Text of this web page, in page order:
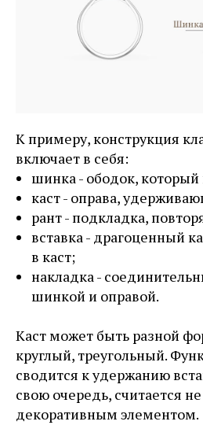
К примеру, конструкция
включает в себя:
шинка - ободок,
каст - оправа,
рант - подкладка,
вставка - драгоценный
в каст;
накладка -
шинкой и оправой.
Каст может быть разной
круглый, треугольный.
сводится к удержанию
свою очередь, считается
декоративным элементом.